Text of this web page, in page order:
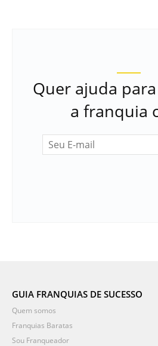
Quer ajuda
a franquia
GUIA FRANQUIAS DE SUCESSO
Quem somos
Franquias Baratas
Sou Franqueador